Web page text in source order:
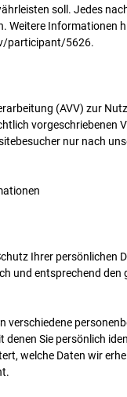
soll. Jedes
Weitere Informationen
participant/5626.
(AVV) zur
vorgeschriebenen
nur nach
Ihrer persönlichen
und entsprechend
verschiedene
denen Sie persönlich
welche Daten wir